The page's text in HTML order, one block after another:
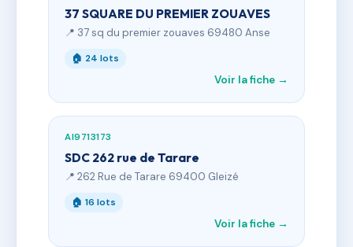
37 SQUARE DU PREMIER ZOUAVES
📍 37 sq du premier zouaves 69480 Anse
🏠 24 lots
Voir la fiche →
AI9713173
SDC 262 rue de Tarare
📍 262 Rue de Tarare 69400 Gleizé
🏠 16 lots
Voir la fiche →